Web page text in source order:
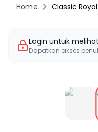
Home Classic
Login untuk
Dapatkan akses